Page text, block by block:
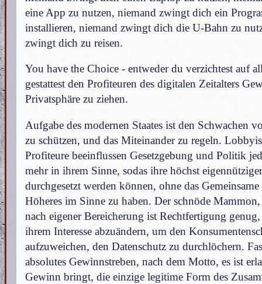
eine App zu nutzen, niemand zwingt dich ein
installieren, niemand zwingt dich die U-Bahn zu
zwingt dich zu reisen.
You have the Choice - entweder du verzichtest auf
gestattest den Profiteuren des digitalen Zeitalters
Privatsphäre zu ziehen.
Aufgabe des modernen Staates ist den Schwachen
zu schützen, und das Miteinander zu regeln.
Profiteure beeinflussen Gesetzgebung und Politik
mehr in ihrem Sinne, sodas ihre höchst
durchgesetzt werden können, ohne das Gemeinsame
Höheres im Sinne zu haben. Der schnöde Mammon,
nach eigener Bereicherung ist Rechtfertigung
ihrem Interesse abzuändern, um den
aufzuweichen, den Datenschutz zu durchlöchern.
absolutes Gewinnstreben, nach dem Motto, es ist
Gewinn bringt, die einzige legitime Form des